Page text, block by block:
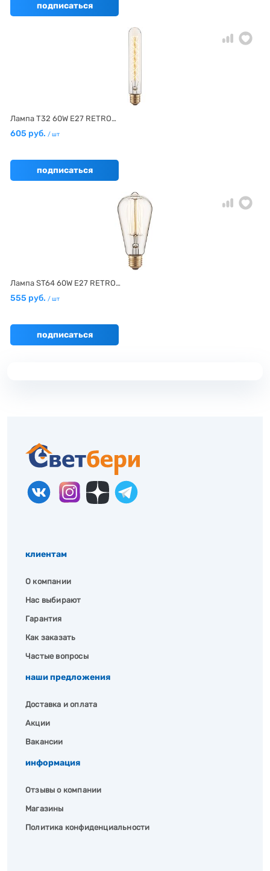
подписаться
Лампа T32 60W E27 RETRO…
605 руб. / шт
подписаться
Лампа ST64 60W Е27 RETRO…
555 руб. / шт
подписаться
клиентам
О компании
Нас выбирают
Гарантия
Как заказать
Частые вопросы
наши предложения
Доставка и оплата
Акции
Вакансии
информация
Отзывы о компании
Магазины
Политика конфиденциальности